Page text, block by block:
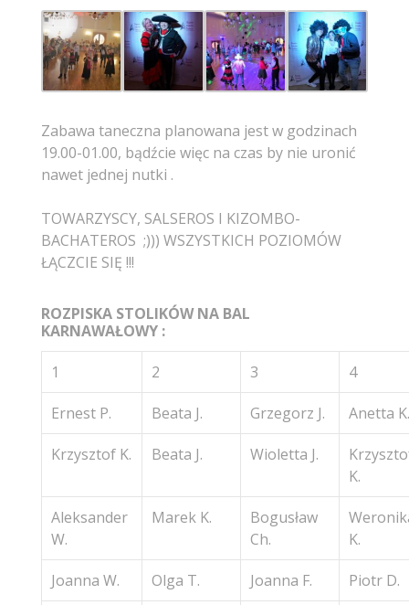
Zabawa taneczna planowana jest w godzinach
19.00-01.00, bądźcie więc na czas by nie uronić
nawet jednej nutki .
TOWARZYSCY, SALSEROS I KIZOMBO-
BACHATEROS ;))) WSZYSTKICH POZIOMÓW
ŁĄCZCIE SIĘ !!!
ROZPISKA STOLIKÓW NA BAL
KARNAWAŁOWY :
1 2 3 4
Ernest P. Beata J. Grzegorz J. Anetta K.
Krzysztof K. Beata J. Wioletta J.
K.
Aleksander
W.
Marek K.
Bogusław
Ch.
K.
Joanna W. Olga T. Joanna F. Piotr D.